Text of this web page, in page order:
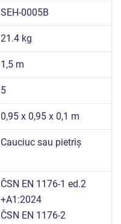
SEH-0005B
21.4 kg
1,5 m
5
0,95 x 0,95 x 0,1 m
Cauciuc sau pietriș
ČSN EN 1176-1 ed.2
+A1:2024
ČSN EN 1176-2